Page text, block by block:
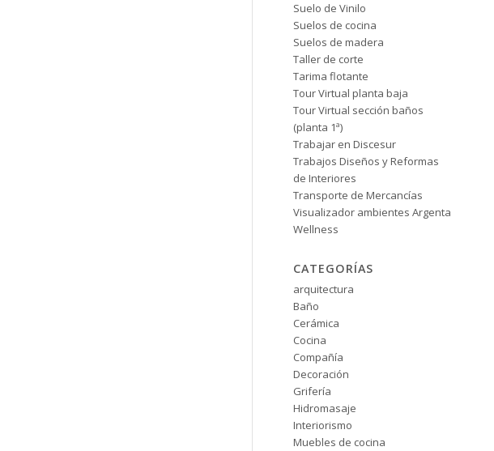
Suelo de Vinilo
Suelos de cocina
Suelos de madera
Taller de corte
Tarima flotante
Tour Virtual planta baja
Tour Virtual sección baños
(planta 1ª)
Trabajar en Discesur
Trabajos Diseños y Reformas
de Interiores
Transporte de Mercancías
Visualizador ambientes Argenta
Wellness
CATEGORÍAS
arquitectura
Baño
Cerámica
Cocina
Compañía
Decoración
Grifería
Hidromasaje
Interiorismo
Muebles de cocina